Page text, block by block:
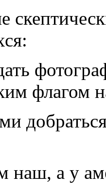
флагом
наш, а у